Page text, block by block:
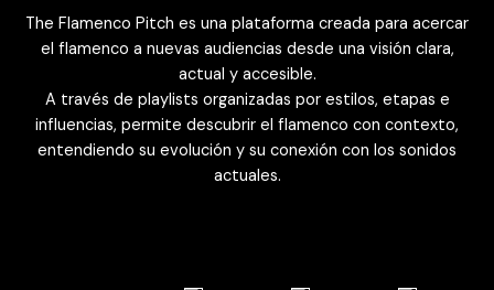
The Flamenco Pitch es una plataforma creada para acercar
el flamenco a nuevas audiencias desde una visión clara,
actual y accesible.
A través de playlists organizadas por estilos, etapas e
influencias, permite descubrir el flamenco con contexto,
entendiendo su evolución y su conexión con los sonidos
actuales.